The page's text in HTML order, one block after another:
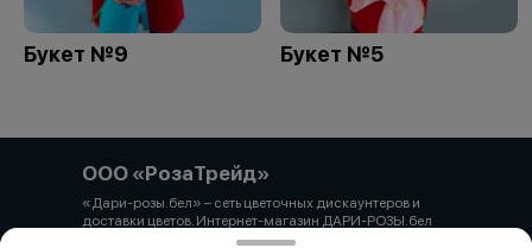
Букет №9 Букет №5
ООО «РозаТрейд»
«Дари-розы.бел» – сеть цветочных дискаунтеров и
доставки цветов. Интернет-магазин ДАРИ-РОЗЫ.бел
зарегистрирован 06.12.2021 № 524431 в Торговом